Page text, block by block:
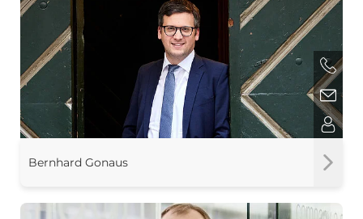
Bernhard Gonaus